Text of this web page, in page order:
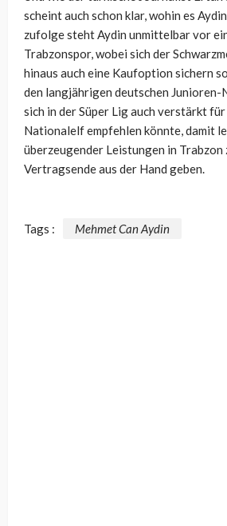
scheint auch schon klar, wohin es
zufolge steht Aydin unmittelbar vor
Trabzonspor, wobei sich der
hinaus auch eine Kaufoption sichern
den langjährigen deutschen
sich in der Süper Lig auch verstärkt
Nationalelf empfehlen könnte, damit
überzeugender Leistungen in Trabzon
Vertragsende aus der Hand geben.
Tags : Mehmet Can Aydin